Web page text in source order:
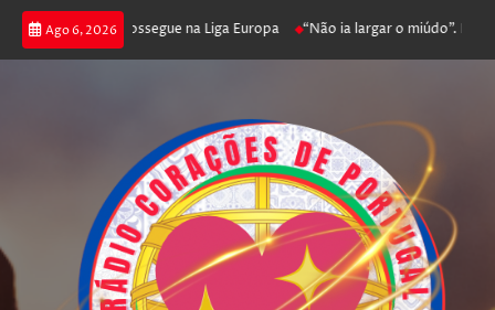
Ago 6, 2026
joga poker e prossegue na Liga Europa “Não ia largar o miúdo”.